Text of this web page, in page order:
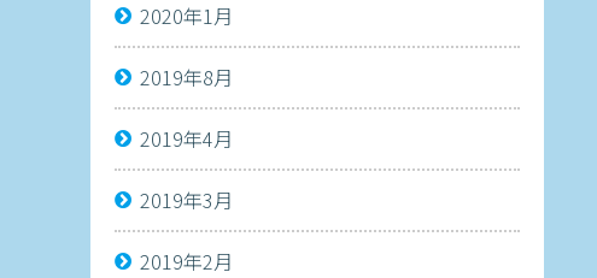
2020年1月
2019年8月
2019年4月
2019年3月
2019年2月